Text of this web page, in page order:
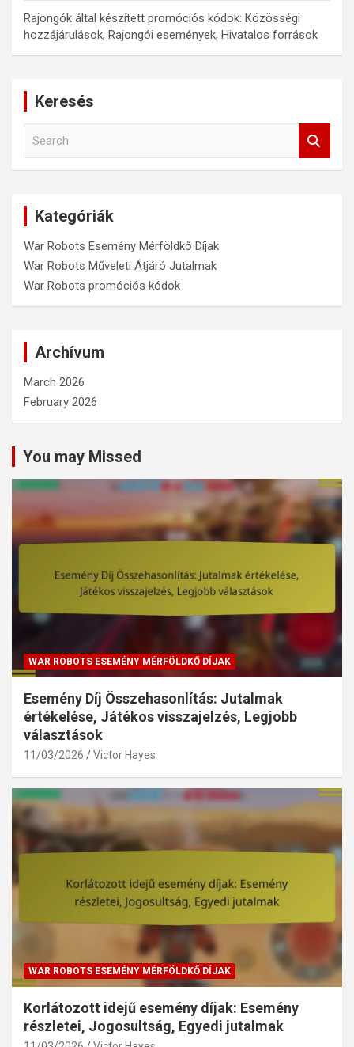
Rajongók által készített promóciós kódok: Közösségi
hozzájárulások, Rajongói események, Hivatalos források
Keresés
Kategóriák
War Robots Esemény Mérföldkő Díjak
War Robots Műveleti Átjáró Jutalmak
War Robots promóciós kódok
Archívum
March 2026
February 2026
You may Missed
WAR ROBOTS ESEMÉNY MÉRFÖLDKŐ DÍJAK
Esemény Díj Összehasonlítás: Jutalmak
értékelése, Játékos visszajelzés, Legjobb
választások
11/03/2026 Victor Hayes
WAR ROBOTS ESEMÉNY MÉRFÖLDKŐ DÍJAK
Korlátozott idejű esemény díjak: Esemény
részletei, Jogosultság, Egyedi jutalmak